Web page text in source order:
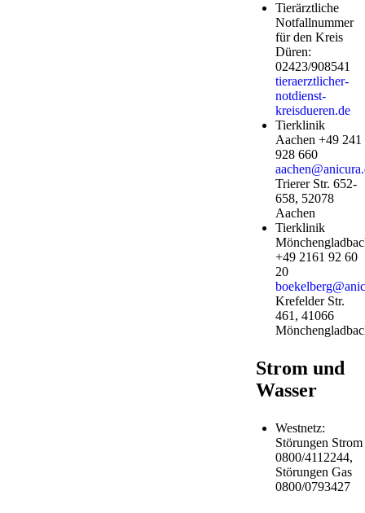
Tierärztliche
Notfallnummer
für den Kreis
Düren:
02423/908541
tieraerztlicher-
notdienst-
kreisdueren.de
Tierklinik
Aachen +49 241
928 660
Trierer Str. 652-
658, 52078
Aachen
Tierklinik
+49 2161 92 60
20
Krefelder Str.
461, 41066
Strom und
Wasser
Westnetz:
Störungen Strom
0800/4112244,
Störungen Gas
0800/0793427